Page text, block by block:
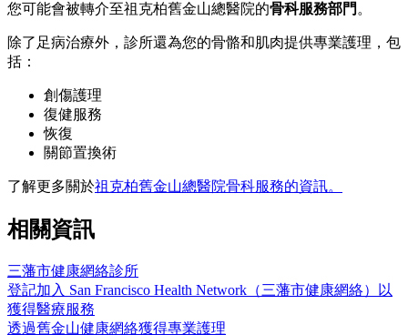
您可能會被轉介至祖克柏舊金山總醫院的骨科服務部門 。
除了足病治療外，診所還為您的骨骼和肌肉提供專業護理，包
括：
創傷護理
復健服務
恢復
關節置換術
了解更多關於祖克柏舊金山總醫院骨科服務的資訊。
相關資訊
三藩市健康網絡診所
登記加入 San Francisco Health Network（三藩市健康網絡）以
獲得醫療服務
透過舊金山健康網絡獲得專業護理